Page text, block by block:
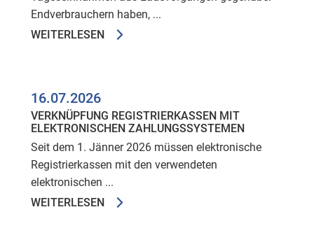
Endverbrauchern haben, ...
WEITERLESEN
16.07.2026
VERKNÜPFUNG REGISTRIERKASSEN MIT
ELEKTRONISCHEN ZAHLUNGSSYSTEMEN
Seit dem 1. Jänner 2026 müssen elektronische
Registrierkassen mit den verwendeten
elektronischen ...
WEITERLESEN